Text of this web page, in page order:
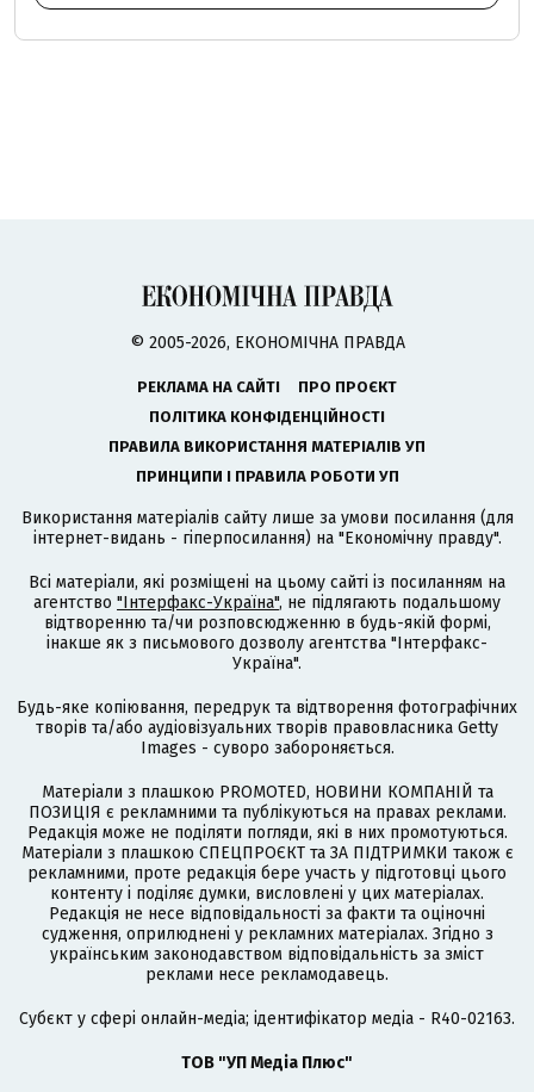
© 2005-2026, ЕКОНОМІЧНА ПРАВДА
РЕКЛАМА НА САЙТІ
ПРО ПРОЄКТ
ПОЛІТИКА КОНФІДЕНЦІЙНОСТІ
ПРАВИЛА ВИКОРИСТАННЯ МАТЕРІАЛІВ УП
ПРИНЦИПИ І ПРАВИЛА РОБОТИ УП
Використання матеріалів сайту лише за умови посилання (для
інтернет-видань - гіперпосилання) на "Економічну правду".
Всі матеріали, які розміщені на цьому сайті із посиланням на
агентство "Інтерфакс-Україна", не підлягають подальшому
відтворенню та/чи розповсюдженню в будь-якій формі,
інакше як з письмового дозволу агентства "Інтерфакс-
Україна".
Будь-яке копіювання, передрук та відтворення фотографічних
творів та/або аудіовізуальних творів правовласника Getty
Images - суворо забороняється.
Матеріали з плашкою PROMOTED, НОВИНИ КОМПАНІЙ та
ПОЗИЦІЯ є рекламними та публікуються на правах реклами.
Редакція може не поділяти погляди, які в них промотуються.
Матеріали з плашкою СПЕЦПРОЄКТ та ЗА ПІДТРИМКИ також є
рекламними, проте редакція бере участь у підготовці цього
контенту і поділяє думки, висловлені у цих матеріалах.
Редакція не несе відповідальності за факти та оціночні
судження, оприлюднені у рекламних матеріалах. Згідно з
українським законодавством відповідальність за зміст
реклами несе рекламодавець.
Cубєкт у сфері онлайн-медіа; ідентифікатор медіа - R40-02163.
ТОВ "УП Медіа Плюс"